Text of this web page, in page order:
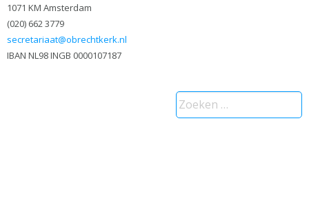
1071 KM Amsterdam
(020) 662 3779
secretariaat@obrechtkerk.nl
IBAN NL98 INGB 0000107187
Zoeken
naar: